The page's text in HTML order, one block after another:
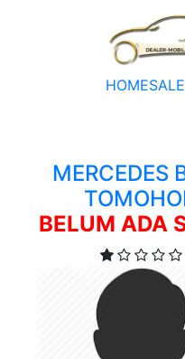
HOME
MERCEDES
BELUM ADA